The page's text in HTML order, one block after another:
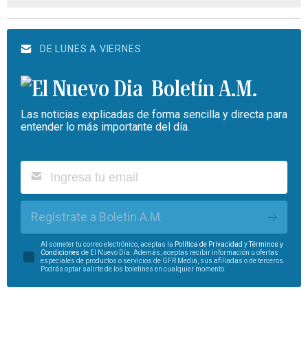
DE LUNES A VIERNES
Boletín A.M.
Las noticias explicadas de forma sencilla y directa para
entender lo más importante del día.
Regístrate a Boletín A.M.
Al someter tu correo electrónico, aceptas la Política de Privacidad yTérminos y
Condiciones de El Nuevo Día. Además, aceptas recibir información u ofertas
especiales de productos o servicios de GFR Media, sus afiliadas o de terceros.
Podrás optar salirte de los boletines en cualquier momento.